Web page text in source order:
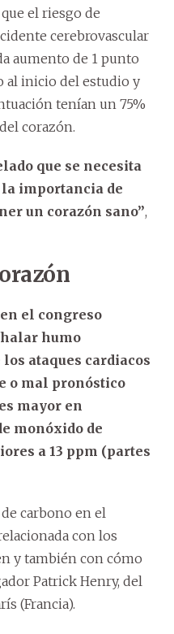
el riesgo de
cerebrovascular
aumento de 1 punto
al inicio del estudio y
tenían un 75%
corazón.
que se necesita
importancia de
un corazón sano”,
el congreso
humo
ataques cardiacos
o mal pronóstico
mayor en
monóxido de
a 13 ppm (partes
carbono en el
con los
y también con cómo
Patrick Henry, del
(Francia).